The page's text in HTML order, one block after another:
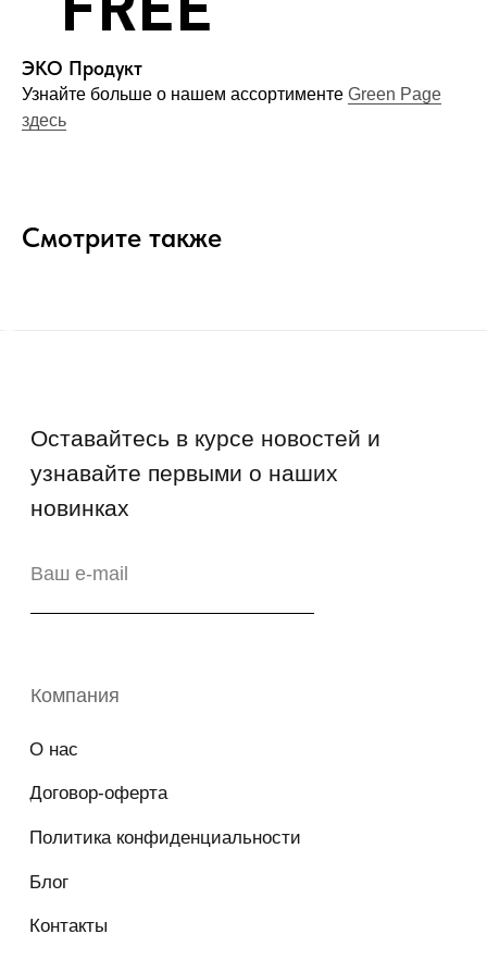
ЭКО Продукт
Узнайте больше о нашем ассортименте Green Page
здесь
Смотрите также
Компания
О нас
Контакты
Гарантия
Возврат
Промо-коды